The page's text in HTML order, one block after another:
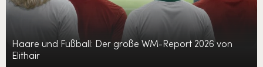
Haare und Fußball: Der große WM-Report 2026 von
Elithair